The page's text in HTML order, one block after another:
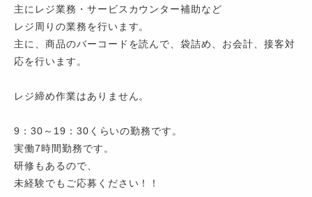
主にレジ業務・サービスカウンター補助など
レジ周りの業務を行います。
主に、商品のバーコードを読んで、袋詰め、お会計、接客対
応を行います。
レジ締め作業はありません。
9：30～19：30くらいの勤務です。
実働7時間勤務です。
研修もあるので、
未経験でもご応募ください！！